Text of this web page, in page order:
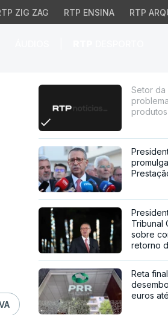
ZIG ZAG RTP ENSINA RTP
Setor da
produtos
Tribunal
sobre
retorno
Reta
euros